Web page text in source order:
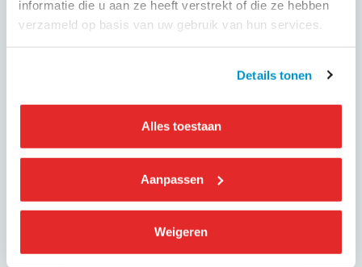
informatie die u aan ze heeft verstrekt of die ze hebben
verzameld op basis van uw gebruik van hun services.
Details tonen
Alles toestaan
Aanpassen
Weigeren
met de financiële gevolgen van de coronacrisis.
voornemen blijven, dan staan uiteraard ook andere wegen
Busvervoer Nederland is niet tegen milieuzones als zodanig
maar wil graag voorkomen dat touringcarvervoer ten
Touringcarvervoer is eerder een oplossing voor
luchtkwaliteitsproblemen dan een oorzaak ervan.